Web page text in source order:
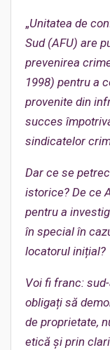
„Unitatea de
Sud (AFU) are
prevenirea
1998) pentru a
provenite din
succes
sindicatelor
Dar ce se
istorice? De ce
pentru a
în special în
locatorul inițial?
Voi fi franc:
obligați să
de proprietate,
etică și prin